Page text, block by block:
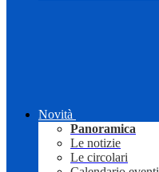
Novità
Panoramica
Le notizie
Le circolari